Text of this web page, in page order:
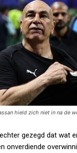
hield zich niet in na de
gezegd dat wat
onverdiende